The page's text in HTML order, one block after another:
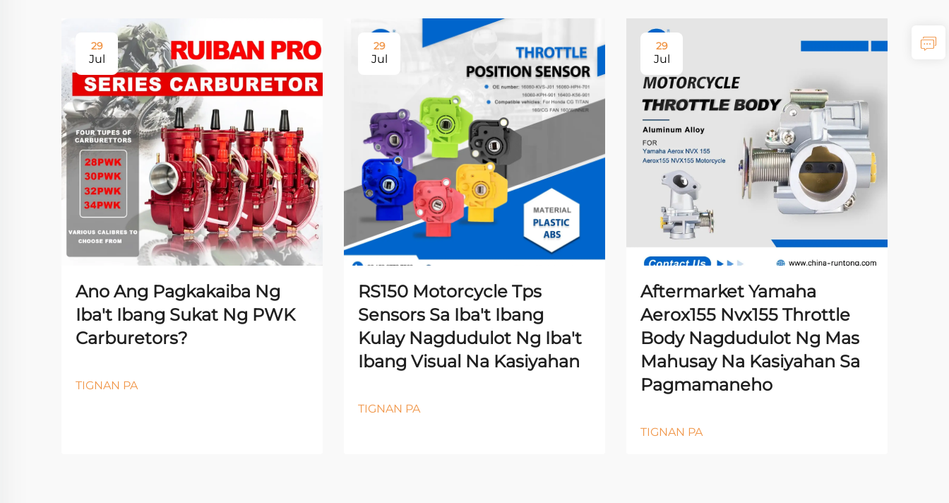
29
Jul
Ano Ang Pagkakaiba Ng
Iba't Ibang Sukat Ng PWK
Carburetors?
TIGNAN PA
29
Jul
RS150 Motorcycle Tps
Sensors Sa Iba't Ibang
Kulay Nagdudulot Ng Iba't
Ibang Visual Na Kasiyahan
TIGNAN PA
29
Jul
Aftermarket Yamaha
Aerox155 Nvx155 Throttle
Body Nagdudulot Ng Mas
Mahusay Na Kasiyahan Sa
Pagmamaneho
TIGNAN PA